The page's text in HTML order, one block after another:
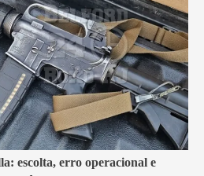
escolta, erro operacional e